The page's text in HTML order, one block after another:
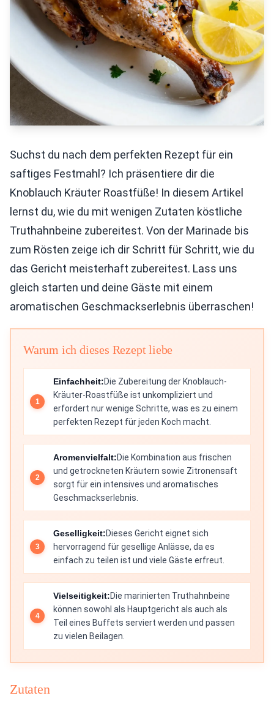
Suchst du nach dem perfekten Rezept für ein
saftiges Festmahl? Ich präsentiere dir die
Knoblauch Kräuter Roastfüße! In diesem Artikel
lernst du, wie du mit wenigen Zutaten köstliche
Truthahnbeine zubereitest. Von der Marinade bis
zum Rösten zeige ich dir Schritt für Schritt, wie du
das Gericht meisterhaft zubereitest. Lass uns
gleich starten und deine Gäste mit einem
aromatischen Geschmackserlebnis überraschen!
Warum ich dieses Rezept liebe
Einfachheit:Die Zubereitung der Knoblauch-
Kräuter-Roastfüße ist unkompliziert und
erfordert nur wenige Schritte, was es zu einem
perfekten Rezept für jeden Koch macht.
Aromenvielfalt:Die Kombination aus frischen
und getrockneten Kräutern sowie Zitronensaft
sorgt für ein intensives und aromatisches
Geschmackserlebnis.
Geselligkeit:Dieses Gericht eignet sich
hervorragend für gesellige Anlässe, da es
einfach zu teilen ist und viele Gäste erfreut.
Vielseitigkeit:Die marinierten Truthahnbeine
können sowohl als Hauptgericht als auch als
Teil eines Buffets serviert werden und passen
zu vielen Beilagen.
Zutaten